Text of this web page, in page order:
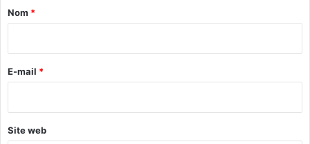
a
e
Nom *
E-mail *
Site web